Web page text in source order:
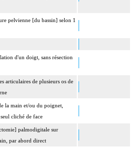
arthroscopie inclut le nettoyage de l'articulation
peropératoire éventuelle.
d'une réduction de luxation et d'une réduction
un seul acte peut être facturé
pelvienne [du bassin] selon 1
d'un doigt, sans résection
articulaires de plusieurs os de
la main et/ou du poignet,
cliché de face
palmodigitale sur
par abord direct